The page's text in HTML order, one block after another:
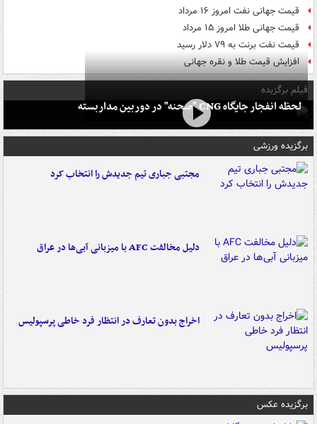
قیمت جهانی نفت امروز ۱۶ مرداد
قیمت جهانی طلا امروز ۱۵ مرداد
قیمت نفت برنت به ۷۹ دلار رسید
افزایش قیمت طلا و نقره جهانی
فیلم برگزیده
لحظه انفجار جایگاه CNG "صحنه" در دوربین مداربسته
برگزیده ورزشی
مجتبی جباری تیم جدیدش را انتخاب کرد
دلیل مخالفت AFC با میزبانی آبی‌ها در عراق
اخراج بدون تعارف در انتظار فرد خاطی پرسپولیس
برگزیده عکس